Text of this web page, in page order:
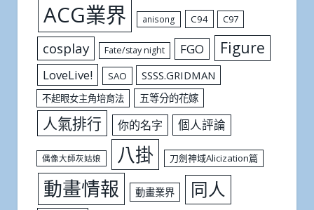
ACG業界 anisong C94 C97
cosplay Fate/stay night FGO Figure
LoveLive! SAO SSSS.GRIDMAN
不起眼女主角培育法 五等分的花嫁
人氣排行 你的名字 個人評論
偶像大師灰姑娘 八掛 刀劍神域Alicization篇
動畫情報 動畫業界 同人